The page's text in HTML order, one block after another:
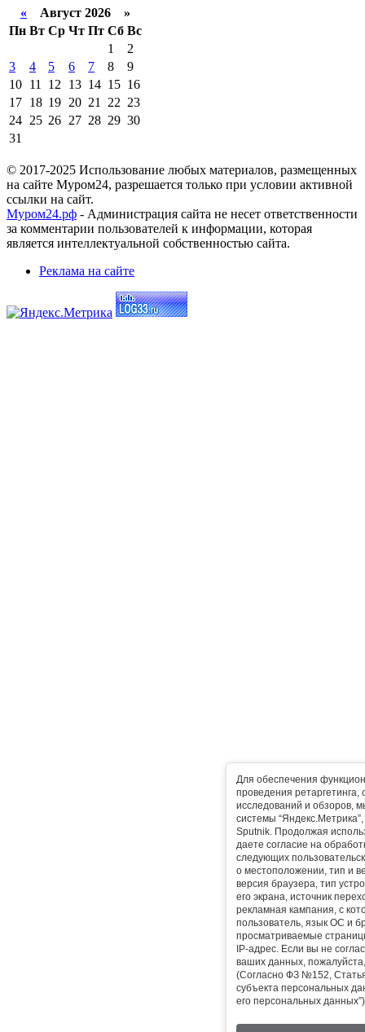
Для обеспечения
проведения ретаргетинга,
исследований и обзоров,
системы
Sputnik. Продолжая
даете согласие на
следующих
о местоположении, тип и
версия браузера, тип
его экрана, источник
рекламная кампания, с
пользователь, язык ОС и
просматриваемые
IP-адрес. Если вы не
ваших данных, пожалуйста,
(Согласно ФЗ №152,
субъекта персональных
его персональных
« Август 2026 »
Пн Вт Ср Чт Пт Сб Вс
1
2
3
4 5 6 7 8
9
10 11 12 13 14 15 16
17 18 19 20 21 22 23
24 25 26 27 28 29 30
31
© 2017-2025 Использование любых материалов, размещенных
на сайте Муром24, разрешается только при условии активной
ссылки на сайт.
Муром24.рф - Администрация сайта не несет ответственности
за комментарии пользователей к информации, которая
является интеллектуальной собственностью сайта.
Реклама на сайте